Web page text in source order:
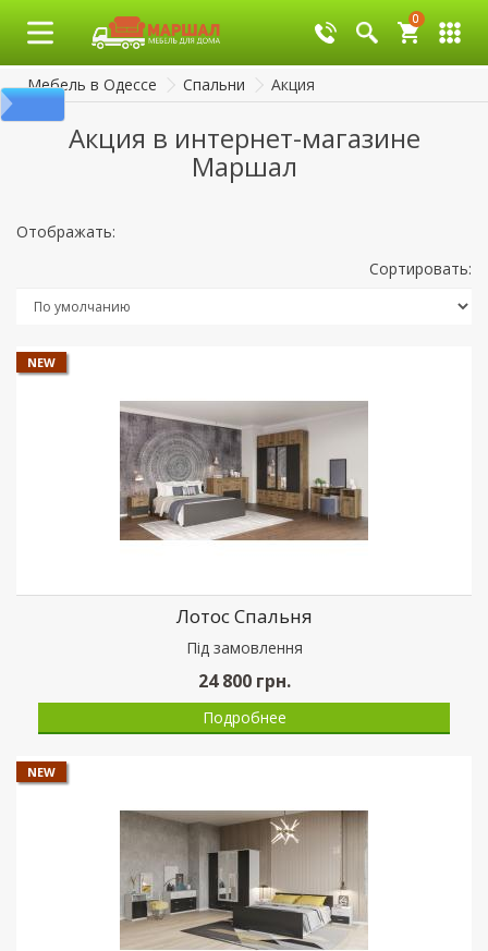
0
0
Мебель в Одессе Спальни Акция
Акция в интернет-магазине
Маршал
Отображать:
Сортировать:
NEW
Лотос Спальня
Пiд замовлення
24 800грн.
Подробнее
NEW